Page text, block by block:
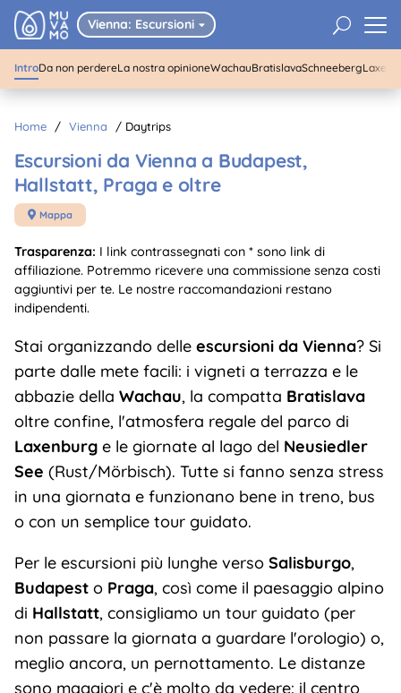
Vienna: Escursioni  U
da Vienna
IntroDa non perdereLa nostra opinioneWachauBratislavaSchneeberg
Home / Vienna / Daytrips
Escursioni da Vienna a Budapest,
Hallstatt, Praga e oltre
 Mappa
Trasparenza: I link contrassegnati con * sono link di
affiliazione. Potremmo ricevere una commissione senza costi
aggiuntivi per te. Le nostre raccomandazioni restano
indipendenti.
Stai organizzando delle escursioni da Vienna? Si
parte dalle mete facili: i vigneti a terrazza e le
abbazie della Wachau, la compatta Bratislava
oltre confine, l'atmosfera regale del parco di
Laxenburge le giornate al lago del Neusiedler
See (Rust/Mörbisch). Tutte si fanno senza stress
in una giornata e funzionano bene in treno, bus
o con un semplice tour guidato.
Per le escursioni più lunghe verso Salisburgo,
Budapesto Praga, così come il paesaggio alpino
di Hallstatt, consigliamo un tour guidato (per
non passare la giornata a guardare l'orologio) o,
meglio ancora, un pernottamento. Le distanze
sono maggiori e c'è molto da vedere: il centro